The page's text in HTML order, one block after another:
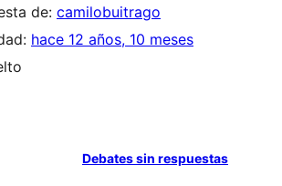
de: camilobuitrago
hace 12 años, 10 meses
Debates sin respuestas